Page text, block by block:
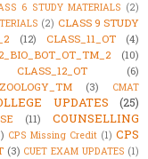
6 STUDY MATERIALS (2)
(2) CLASS 9 STUDY
(12) CLASS_11_OT
(4)
(10)
CLASS_12_OT
(6)
(3)
CMAT
UPDATES (25)
(11)
COUNSELLING
CPS Missing Credit (1) CPS
(3) CUET EXAM UPDATES (1)